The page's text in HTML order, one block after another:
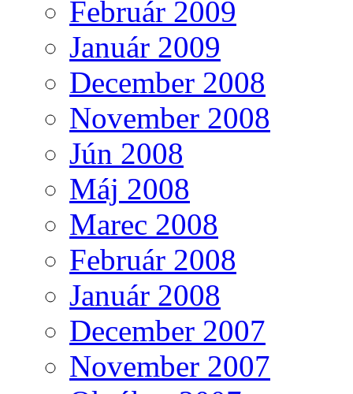
Február 2009
Január 2009
December 2008
November 2008
Jún 2008
Máj 2008
Marec 2008
Február 2008
Január 2008
December 2007
November 2007